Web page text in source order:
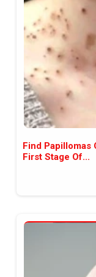
наша
Find Papillomas
First Stage Of...